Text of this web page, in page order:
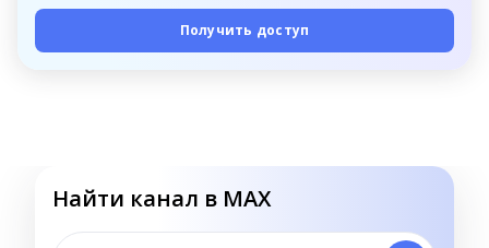
Получить доступ
Найти канал в MAX